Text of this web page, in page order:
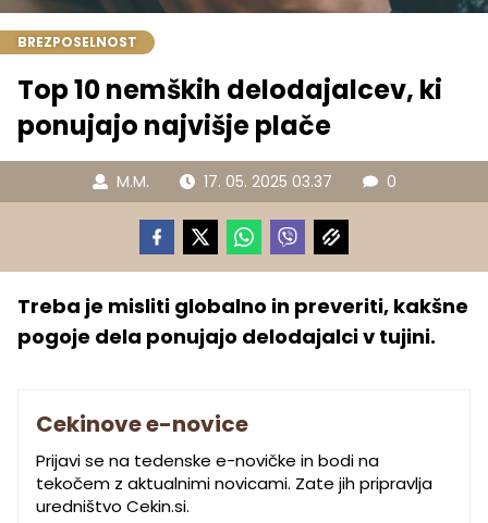
BREZPOSELNOST
Top 10 nemških delodajalcev, ki
ponujajo najvišje plače
M.M. 17. 05. 2025 03.37 0
Treba je misliti globalno in preveriti, kakšne
pogoje dela ponujajo delodajalci v tujini.
Cekinove e-novice
Prijavi se na tedenske e-novičke in bodi na
tekočem z aktualnimi novicami. Zate jih pripravlja
uredništvo Cekin.si.